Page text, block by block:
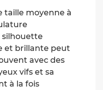
taille moyenne à
silhouette
et brillante peut
avec des
vifs et sa
à la fois